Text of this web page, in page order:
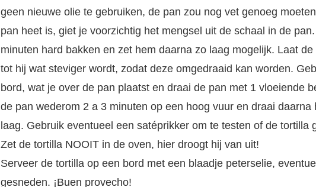
geen nieuwe olie te gebruiken, de pan zou nog vet genoeg
pan heet is, giet je voorzichtig het mengsel uit de schaal in de
minuten hard bakken en zet hem daarna zo laag mogelijk. Laat
tot hij wat steviger wordt, zodat deze omgedraaid kan worden.
bord, wat je over de pan plaatst en draai de pan met 1 vloeiende
de pan wederom 2 a 3 minuten op een hoog vuur en draai daarna
laag. Gebruik eventueel een satéprikker om te testen of de tortilla
Zet de tortilla NOOIT in de oven, hier droogt hij van uit!
Serveer de tortilla op een bord met een blaadje peterselie,
gesneden. ¡Buen provecho!